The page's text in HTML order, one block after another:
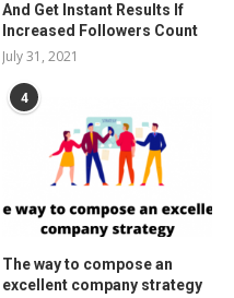
And Get Instant Results If
Increased Followers Count
July 31, 2021
4
The way to compose an
excellent company strategy